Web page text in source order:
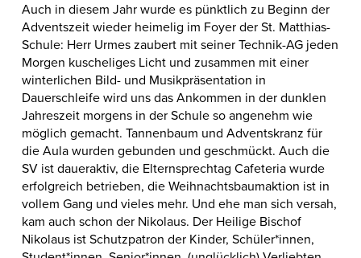
Auch in diesem Jahr wurde es pünktlich zu Beginn der
Adventszeit wieder heimelig im Foyer der St. Matthias-
Schule: Herr Urmes zaubert mit seiner Technik-AG jeden
Morgen kuscheliges Licht und zusammen mit einer
winterlichen Bild- und Musikpräsentation in
Dauerschleife wird uns das Ankommen in der dunklen
Jahreszeit morgens in der Schule so angenehm wie
möglich gemacht. Tannenbaum und Adventskranz für
die Aula wurden gebunden und geschmückt. Auch die
SV ist daueraktiv, die Elternsprechtag Cafeteria wurde
erfolgreich betrieben, die Weihnachtsbaumaktion ist in
vollem Gang und vieles mehr. Und ehe man sich versah,
kam auch schon der Nikolaus. Der Heilige Bischof
Nikolaus ist Schutzpatron der Kinder, Schüler*innen,